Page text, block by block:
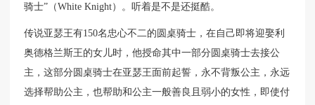
骑士”（White Knight）。听着是不是还挺酷。
传说亚瑟王有150名忠心不二的圆桌骑士，在自己即将迎娶利
奥德格兰斯王的女儿时，他授命其中一部分圆桌骑士去接公
主，这部分圆桌骑士在亚瑟王面前起誓，永不背叛公主，永远
选择帮助公主，也帮助和公主一般善良且弱小的女性，即使付